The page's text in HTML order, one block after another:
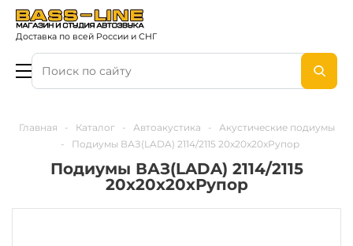
Доставка по всей России и СНГ
Главная - Каталог - Автоакустика -
Акустические подиумы
-
Подиумы ВАЗ(LADA) 2114/2115 20x20x20xРупор
Подиумы ВАЗ(LADA) 2114/2115
20x20x20xРупор